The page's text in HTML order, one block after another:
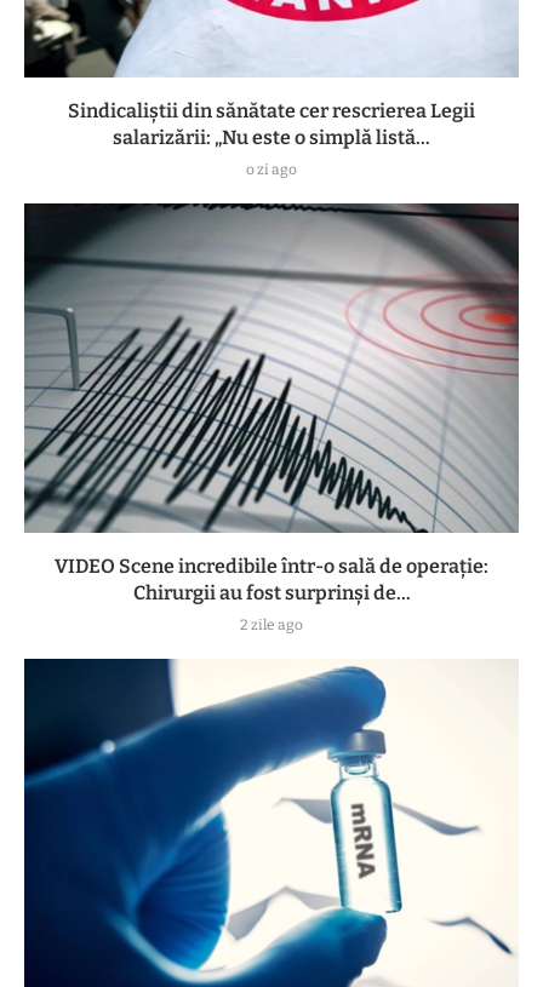
Sindicaliștii din sănătate cer rescrierea Legii
salarizării: „Nu este o simplă listă...
o zi ago
VIDEO Scene incredibile într-o sală de operație:
Chirurgii au fost surprinși de...
2 zile ago